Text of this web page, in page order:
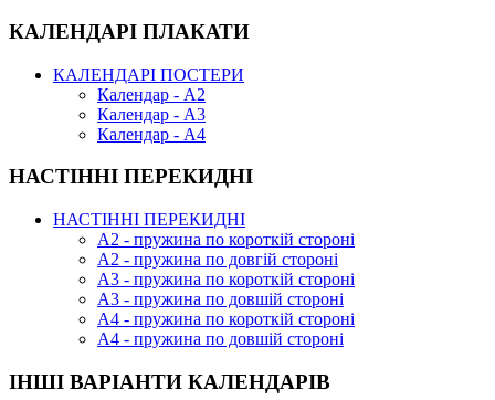
КАЛЕНДАРІ ПЛАКАТИ
КАЛЕНДАРІ ПОСТЕРИ
Календар - А2
Календар - А3
Календар - А4
НАСТІННІ ПЕРЕКИДНІ
НАСТІННІ ПЕРЕКИДНІ
А2 - пружина по короткій стороні
А2 - пружина по довгій стороні
А3 - пружина по короткій стороні
А3 - пружина по довшій стороні
А4 - пружина по короткій стороні
А4 - пружина по довшій стороні
ІНШІ ВАРІАНТИ КАЛЕНДАРІВ